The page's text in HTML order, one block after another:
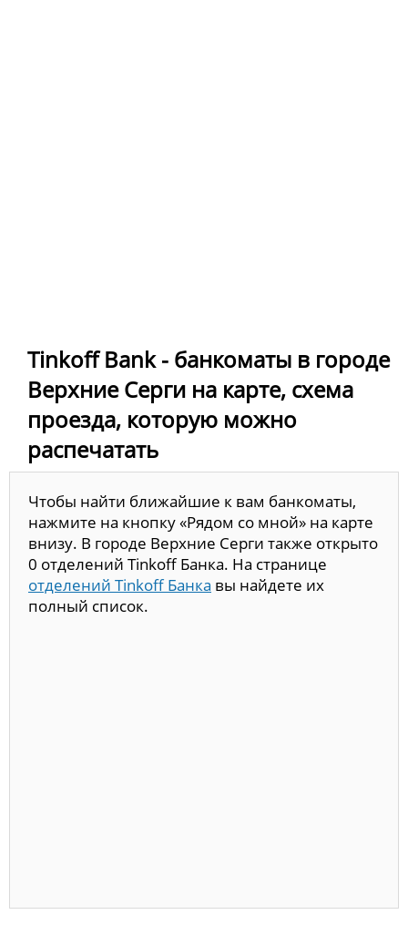
Tinkoff Bank - банкоматы в городе
Верхние Серги на карте, схема
проезда, которую можно
распечатать
Чтобы найти ближайшие к вам банкоматы,
нажмите на кнопку «Рядом со мной» на карте
внизу. В городе Верхние Серги также открыто
0 отделений Tinkoff Банка. На странице
отделений Tinkoff Банка вы найдете их
полный список.